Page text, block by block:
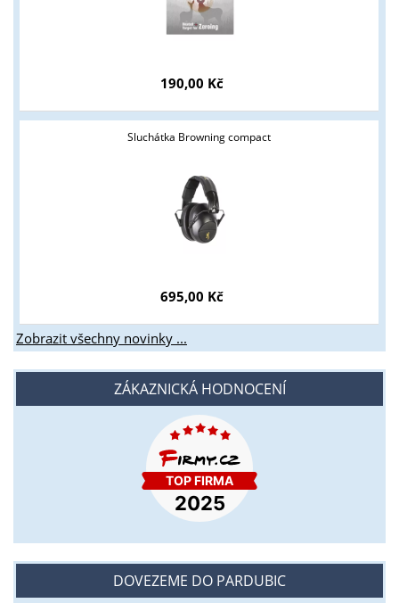
190,00 Kč
Sluchátka Browning compact
695,00 Kč
Zobrazit všechny novinky ...
ZÁKAZNICKÁ HODNOCENÍ
DOVEZEME DO PARDUBIC
Tyto stránky jsou určeny pouze odborné veřejnosti od 18 let a